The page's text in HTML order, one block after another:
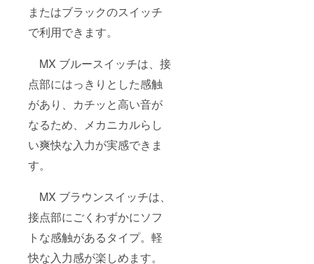
またはブラックのスイッチ
で利用できます。
MX ブルースイッチは、接
点部にはっきりとした感触
があり、カチッと高い音が
なるため、メカニカルらし
い爽快な入力が実感できま
す。
MX ブラウンスイッチは、
接点部にごくわずかにソフ
トな感触があるタイプ。軽
快な入力感が楽しめます。